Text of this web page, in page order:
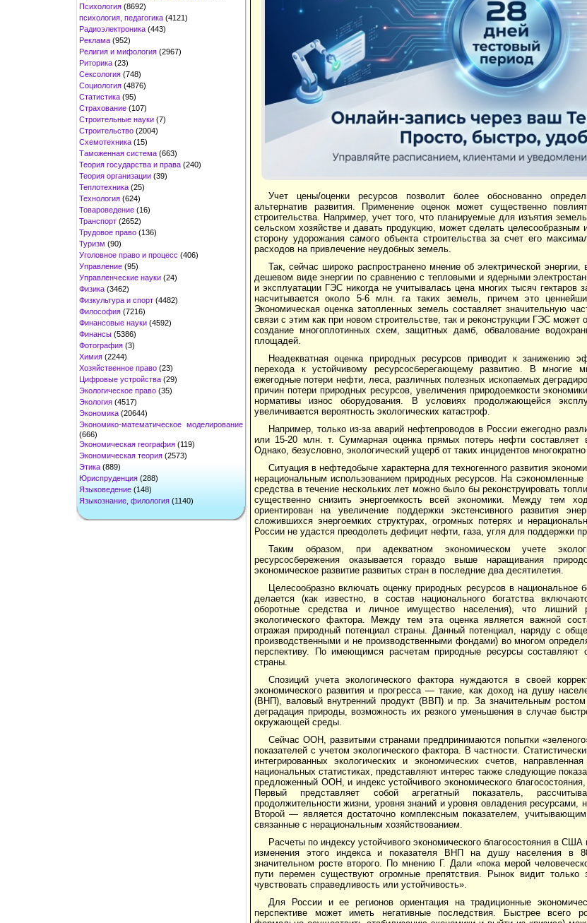
Психология (8692)
психология, педагогика (4121)
Радиоэлектроника (443)
Реклама (952)
Религия и мифология (2967)
Риторика (23)
Сексология (748)
Социология (4876)
Статистика (95)
Страхование (107)
Строительные науки (7)
Строительство (2004)
Схемотехника (15)
Таможенная система (663)
Теория государства и права (240)
Теория организации (39)
Теплотехника (25)
Технология (624)
Товароведение (16)
Транспорт (2652)
Трудовое право (136)
Туризм (90)
Уголовное право и процесс (406)
Управление (95)
Управленческие науки (24)
Физика (3462)
Физкультура и спорт (4482)
Философия (7216)
Финансовые науки (4592)
Финансы (5386)
Фотография (3)
Химия (2244)
Хозяйственное право (23)
Цифровые устройства (29)
Экологическое право (35)
Экология (4517)
Экономика (20644)
Экономико-математическое моделирование
(666)
Экономическая география (119)
Экономическая теория (2573)
Этика (889)
Юриспруденция (288)
Языковедение (148)
Языкознание, филология (1140)
Учет цены/оценки ресурсов позволит более обоснованно
альтернатив развития. Применение оценок может существенно
строительства. Например, учет того, что планируемые для изъятия
сельском хозяйстве и давать продукцию, может сделать целесообразным
сторону удорожания самого объекта строительства за счет его
расходов на привлечение неудобных земель.
Так, сейчас широко распространено мнение об электрической
дешевом виде энергии по сравнению с тепловыми и ядерными
и эксплуатации ГЭС никогда не учитывалась цена многих тысяч гектаров
насчитывается около 5-6 млн. га таких земель, причем это
Экономическая оценка затопленных земель составляет значительную
связи с этим как при новом строительстве, так и реконструкции ГЭС
создание многоплотинных схем, защитных дамб, обвалование
площадей.
Неадекватная оценка природных ресурсов приводит к занижению
перехода к устойчивому ресурсосберегающему развитию. В многие
ежегодные потери нефти, леса, различных полезных ископаемых
причин потери природных ресурсов, увеличения природоемкости
нормативы износ оборудования. В условиях продолжающейся
увеличивается вероятность экологических катастроф.
Например, только из-за аварий нефтепроводов в России ежегодно
или 15-20 млн. т. Суммарная оценка прямых потерь нефти
Однако, безусловно, экологический ущерб от таких инцидентов
Ситуация в нефтедобыче характерна для техногенного развития
нерациональным использованием природных ресурсов. На сэкономленные
средства в течение нескольких лет можно было бы реконструировать
существенно снизить энергоемкость всей экономики. Между тем
ориентирован на увеличение поддержки экстенсивного развития
сложившихся энергоемких структурах, огромных потерях и
России не удастся преодолеть дефицит нефти, газа, угля для поддержки
Таким образом, при адекватном экономическом учете
ресурсосбережения оказывается гораздо выше наращивания
экономическое развитие развитых стран в последние два десятилетия.
Целесообразно включать оценку природных ресурсов в национальное
делается (как известно, в состав национального богатства
оборотные средства и личное имущество населения), что лишний
экологического фактора. Между тем эта оценка является важной
отражая природный потенциал страны. Данный потенциал, наряду с
производственными и не производственными фондами) во многом
перспективу. По имеющимся расчетам природные ресурсы составляют
страны.
Спозиций учета экологического фактора нуждаются в своей
экономического развития и прогресса — такие, как доход на душу
(ВНП), валовый внутренний продукт (ВВП) и пр. За значительным ростом
деградация природы, возможность их резкого уменьшения в случае
окружающей среды.
Сейчас ООН, развитыми странами предпринимаются попытки
показателей с учетом экологического фактора. В частности.
интегрированных экологических и экономических счетов,
национальных статистиках, представляют интерес также следующие
предложенный ООН, и индекс устойчивого экономического
Первый представляет собой агрегатный показатель,
продолжительности жизни, уровня знаний и уровня овладения ресурсами,
Второй — является достаточно комплексным показателем, учитывающим
связанные с нерациональным хозяйствованием.
Расчеты по индексу устойчивого экономического благосостояния в
изменения этого индекса и показателя ВНП на душу населения в
значительном росте второго. По мнению Г. Дали «пока мерой
пути перемен существуют огромные препятствия. Рынок видит только
чувствовать справедливость или устойчивость».
Для России и ее регионов ориентация на традиционные
перспективе может иметь негативные последствия. Быстрее всего